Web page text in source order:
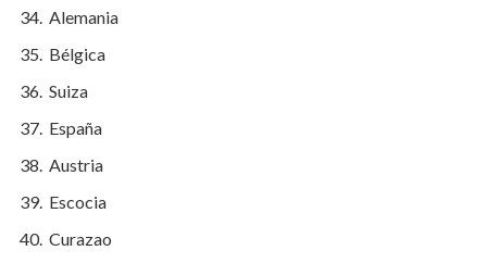
Alemania
Bélgica
Suiza
España
Austria
Escocia
Curazao